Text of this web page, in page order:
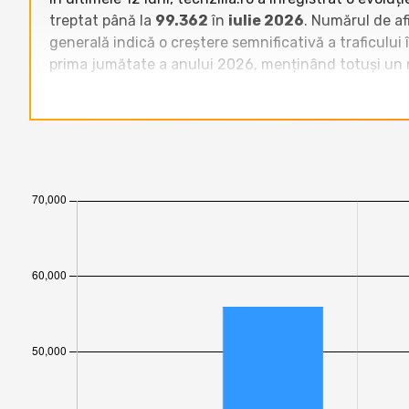
treptat până la 99.362 în iulie 2026. Numărul de
generală indică o creștere semnificativă a
prima jumătate a anului 2026, menținând totuși un
500.000 vizitatori unici lunar),mobilissimo.ro
categoric concurența directă, depășind constant
ultimele 12 luni arată o creștere a distanței față